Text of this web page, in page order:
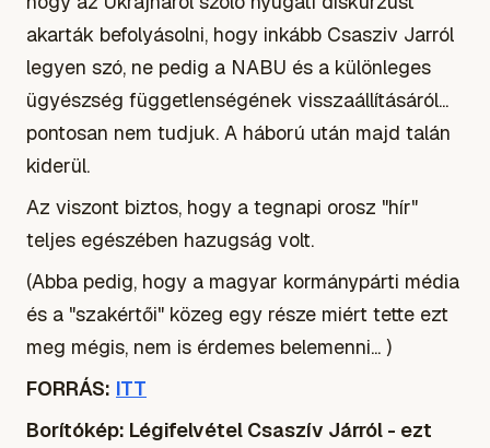
akarták befolyásolni, hogy inkább Csasziv Jarról
legyen szó, ne pedig a NABU és a különleges
ügyészség függetlenségének visszaállításáról...
pontosan nem tudjuk. A háború után majd talán
kiderül.
Az viszont biztos, hogy a tegnapi orosz "hír"
teljes egészében hazugság volt.
(Abba pedig, hogy a magyar kormánypárti média
és a "szakértői" közeg egy része miért tette ezt
meg mégis, nem is érdemes belemenni... )
FORRÁS: ITT
Borítókép: Légifelvétel Csaszív Járról - ezt